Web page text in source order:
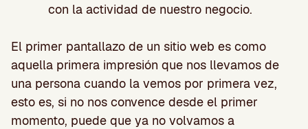
con la actividad de nuestro negocio.
El primer pantallazo de un sitio web es como
aquella primera impresión que nos llevamos de
una persona cuando la vemos por primera vez,
esto es, si no nos convence desde el primer
momento, puede que ya no volvamos a